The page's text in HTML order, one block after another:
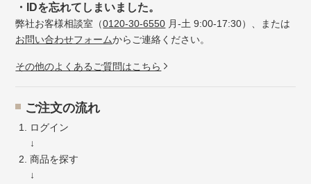
・IDを忘れてしまいました。
弊社お客様相談室（0120-30-6550 月-土 9:00-17:30）、または
お問い合わせフォームからご連絡ください。
その他のよくあるご質問はこちら
ご注文の流れ
ログイン
↓
商品を探す
↓